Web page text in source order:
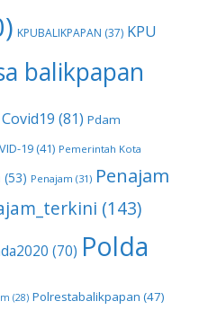
KPUBALIKPAPAN (37) KPU
balikpapan
(81) Pdam
19 (41) Pemerintah Kota
(53) Penajam (31) Penajam
(143)
(70) Polda
(28) Polrestabalikpapan (47)